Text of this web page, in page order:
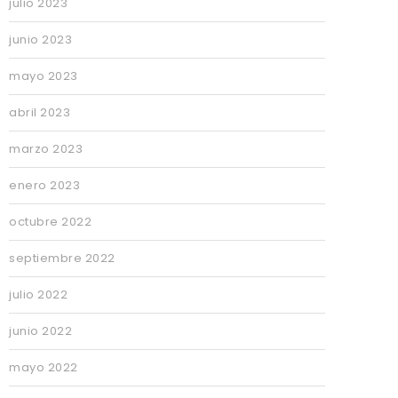
junio 2023
mayo 2023
abril 2023
marzo 2023
enero 2023
octubre 2022
septiembre 2022
julio 2022
junio 2022
mayo 2022